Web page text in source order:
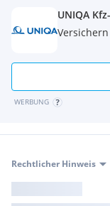
UNIQA
WERBUNG
Rechtlicher Hinweis